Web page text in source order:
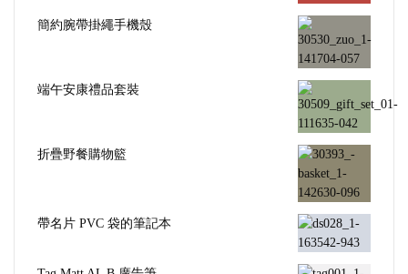
簡約腕帶掛繩手機殼
端午安康禮品套裝
折疊野餐購物籃
帶名片 PVC 袋的筆記本